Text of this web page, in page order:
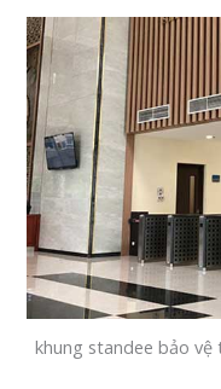
khung standee bảo vệ